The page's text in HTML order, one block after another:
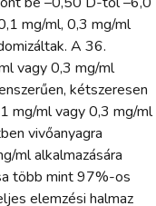
mg/ml, 0,3 mg/ml
A 36.
vagy 0,3 mg/ml
kétszeresen
mg/ml vagy 0,3 mg/ml
vivőanyagra
ml alkalmazására
több mint 97%-os
elemzési halmaz